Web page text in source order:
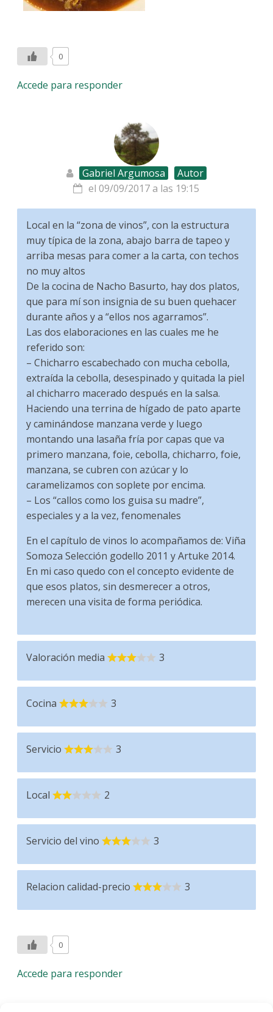
0
Accede para responder
Gabriel Argumosa
Autor
el 09/09/2017 a las 19:15
Local en la “zona de vinos”, con la estructura
muy típica de la zona, abajo barra de tapeo y
arriba mesas para comer a la carta, con techos
no muy altos
De la cocina de Nacho Basurto, hay dos platos,
que para mí son insignia de su buen quehacer
durante años y a “ellos nos agarramos”.
Las dos elaboraciones en las cuales me he
referido son:
– Chicharro escabechado con mucha cebolla,
extraída la cebolla, desespinado y quitada la piel
al chicharro macerado después en la salsa.
Haciendo una terrina de hígado de pato aparte
y caminándose manzana verde y luego
montando una lasaña fría por capas que va
primero manzana, foie, cebolla, chicharro, foie,
manzana, se cubren con azúcar y lo
caramelizamos con soplete por encima.
– Los “callos como los guisa su madre”,
especiales y a la vez, fenomenales
En el capítulo de vinos lo acompañamos de: Viña
Somoza Selección godello 2011 y Artuke 2014.
En mi caso quedo con el concepto evidente de
que esos platos, sin desmerecer a otros,
merecen una visita de forma periódica.
Valoración media 3
Cocina 3
Servicio 3
Local 2
Servicio del vino 3
Relacion calidad-precio 3
0
Accede para responder